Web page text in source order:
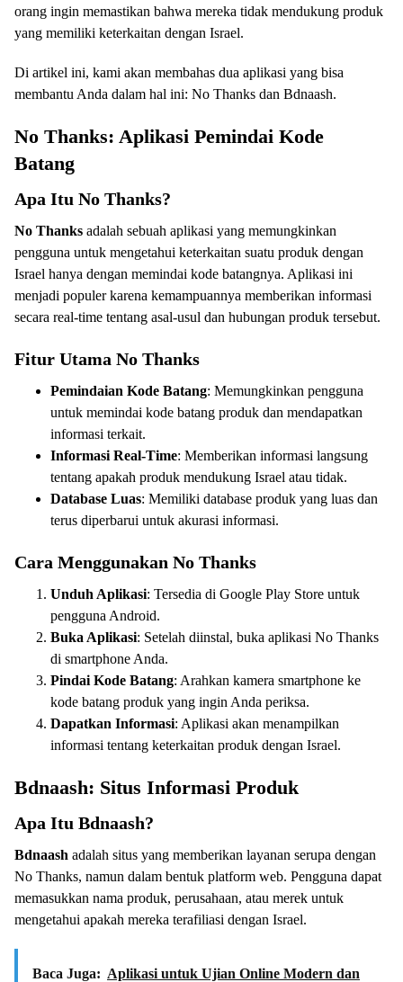
orang ingin memastikan bahwa mereka tidak mendukung produk
yang memiliki keterkaitan dengan Israel.
Di artikel ini, kami akan membahas dua aplikasi yang bisa
membantu Anda dalam hal ini: No Thanks dan Bdnaash.
No Thanks: Aplikasi Pemindai Kode
Batang
Apa Itu No Thanks?
No Thanks adalah sebuah aplikasi yang memungkinkan
pengguna untuk mengetahui keterkaitan suatu produk dengan
Israel hanya dengan memindai kode batangnya. Aplikasi ini
menjadi populer karena kemampuannya memberikan informasi
secara real-time tentang asal-usul dan hubungan produk tersebut.
Fitur Utama No Thanks
Pemindaian Kode Batang: Memungkinkan pengguna
untuk memindai kode batang produk dan mendapatkan
informasi terkait.
Informasi Real-Time: Memberikan informasi langsung
tentang apakah produk mendukung Israel atau tidak.
Database Luas: Memiliki database produk yang luas dan
terus diperbarui untuk akurasi informasi.
Cara Menggunakan No Thanks
Unduh Aplikasi: Tersedia di Google Play Store untuk
pengguna Android.
Buka Aplikasi: Setelah diinstal, buka aplikasi No Thanks
di smartphone Anda.
Pindai Kode Batang: Arahkan kamera smartphone ke
kode batang produk yang ingin Anda periksa.
Dapatkan Informasi: Aplikasi akan menampilkan
informasi tentang keterkaitan produk dengan Israel.
Bdnaash: Situs Informasi Produk
Apa Itu Bdnaash?
Bdnaash adalah situs yang memberikan layanan serupa dengan
No Thanks, namun dalam bentuk platform web. Pengguna dapat
memasukkan nama produk, perusahaan, atau merek untuk
mengetahui apakah mereka terafiliasi dengan Israel.
Baca Juga: Aplikasi untuk Ujian Online Modern dan